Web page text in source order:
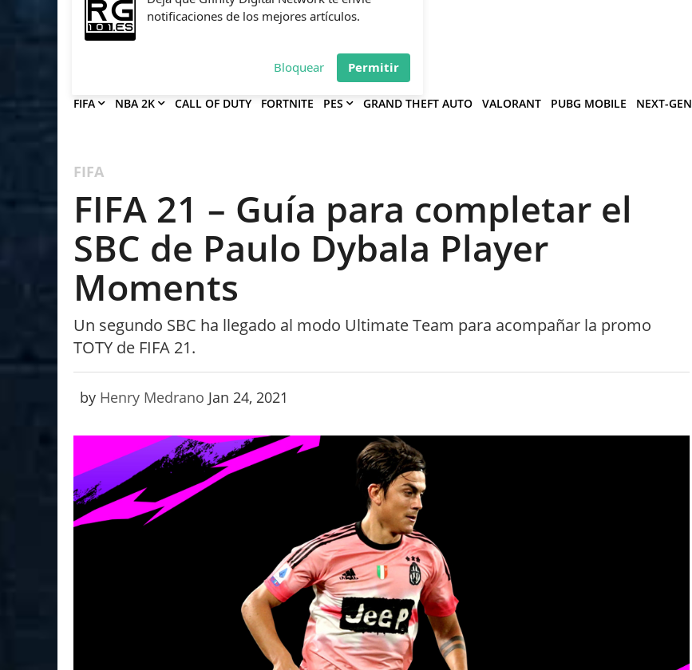
Deja que Gfinity Digital Network te envíe
FIFA NBA 2K CALL OF DUTY FORTNITE PES GRAND THEFT AUTO VALORANT PUBG MOBILE NEXT-GEN
FIFA
FIFA 21 – Guía para completar el
SBC de Paulo Dybala Player
Moments
Un segundo SBC ha llegado al modo Ultimate Team para acompañar la promo
TOTY de FIFA 21.
by Henry Medrano Jan 24, 2021